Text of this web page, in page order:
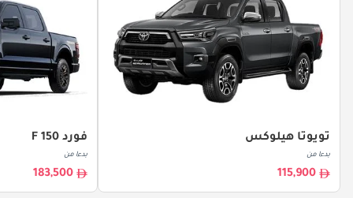
تويوتا هيلوكس
بدءا من
115,900
فورد F 150
بدءا من
183,500